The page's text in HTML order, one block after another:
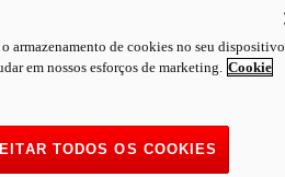
armazenamento de cookies no seu dispositivo
em nossos esforços de marketing. Cookie
TODOS OS COOKIES